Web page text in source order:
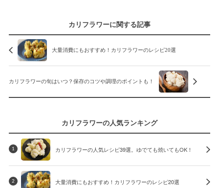
カリフラワーに関する記事
大量消費にもおすすめ！カリフラワーのレシピ20選
カリフラワーの旬はいつ？保存のコツや調理のポイントも！
カリフラワーの人気ランキング
1 カリフラワーの人気レシピ39選。ゆでても焼いてもOK！
2 大量消費にもおすすめ！カリフラワーのレシピ20選